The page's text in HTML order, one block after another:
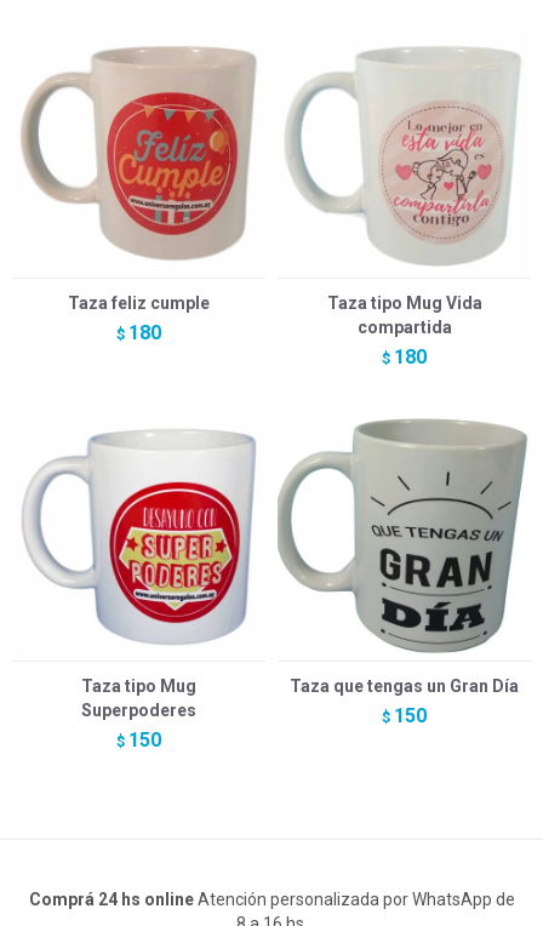
Taza feliz cumple
$ 180
Taza tipo Mug Vida
compartida
$ 180
Taza tipo Mug
Superpoderes
$ 150
Taza que tengas un Gran Día
$ 150
Comprá 24 hs onlineAtención personalizada por WhatsApp de